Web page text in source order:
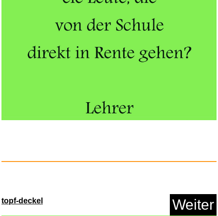
Anzeige
topf-deckel Weiter